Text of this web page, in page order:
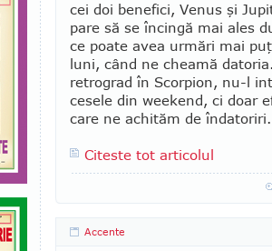
cei doi be­ne­fici, Venus şi
pare să se încingă mai ales
ce poate avea urmări mai
luni, când ne cheamă
re­tro­grad în Scorpion, nu-l
ce­sele din week­end, ci doar
care ne achi­tăm de îndatoriri.
Citeste tot articolul
Accente